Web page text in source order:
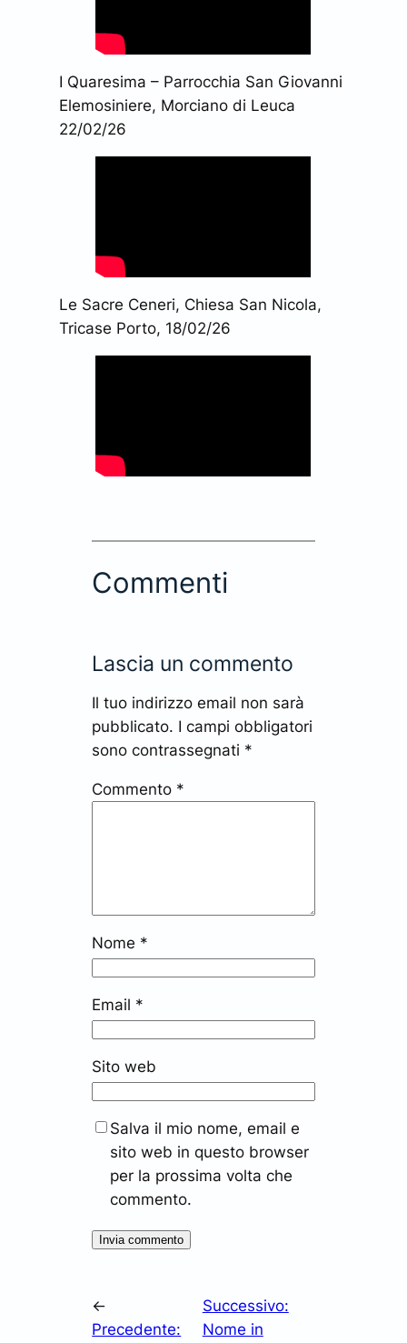
I Quaresima – Parrocchia San Giovanni
Elemosiniere, Morciano di Leuca
22/02/26
Le Sacre Ceneri, Chiesa San Nicola,
Tricase Porto, 18/02/26
Commenti
Lascia un commento
Il tuo indirizzo email non sarà
pubblicato. I campi obbligatori
sono contrassegnati *
Commento *
Nome *
Email *
Sito web
Salva il mio nome, email e
sito web in questo browser
per la prossima volta che
commento.
←
Precedente:
Successivo:
Nome in